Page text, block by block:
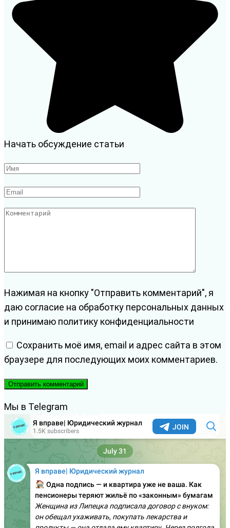
Начать обсуждение статьи
Имя
Email
*
Комментарий
Нажимая на кнопку "Отправить комментарий", я
даю согласие на обработку персональных данных
и принимаю политику конфиденциальности
Сохранить моё имя, email и адрес сайта в этом
браузере для последующих моих комментариев.
Мы в Telegram